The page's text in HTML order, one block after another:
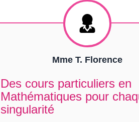
Mme T. Florence
Des cours particuliers en
Mathématiques pour
singularité